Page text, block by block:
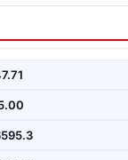
Brent ve
maddelerinden